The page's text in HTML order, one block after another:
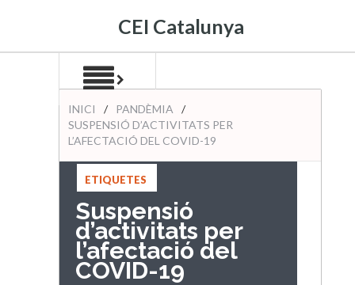
CEI Catalunya
INICI / PANDÈMIA
/
SUSPENSIÓ D’ACTIVITATS PER
L’AFECTACIÓ DEL COVID-19
ETIQUETES
:2020,
PANDÈMIA
Suspensió
d’activitats per
l’afectació del
COVID-19